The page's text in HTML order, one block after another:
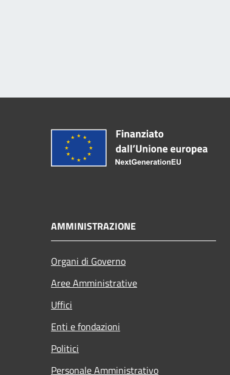
AMMINISTRAZIONE
Organi di Governo
Aree Amministrative
Uffici
Enti e fondazioni
Politici
Personale Amministrativo